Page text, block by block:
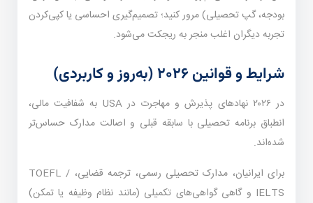
بودجه، گپ تحصیلی) مرور کنید؛ تصمیم‌گیری احساسی یا کپی‌کردن
تجربه دیگران اغلب منجر به ریجکت می‌شود.
شرایط و قوانین ۲۰۲۶ (به‌روز و کاربردی)
در ۲۰۲۶ نهادهای پذیرش و مهاجرت در USA به شفافیت مالی،
انطباق برنامه تحصیلی با سابقه قبلی و اصالت مدارک حساس‌تر
شده‌اند.
برای ایرانیان، مدارک تحصیلی رسمی، ترجمه قضایی، TOEFL /
IELTS و گاهی گواهی‌های تکمیلی (مانند نظام وظیفه یا تمکن)